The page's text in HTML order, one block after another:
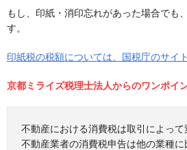
もし、印紙・消印忘れがあった場合でも、
す。
印紙税の税額については、国税庁のサイ
京都ミライズ税理士法人からのワンポイ
不動産における消費税は取引によって
不動産業者の消費税申告は他の業種に